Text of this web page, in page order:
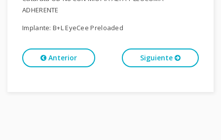
ADHERENTE
Implante: B+L EyeCee Preloaded
Anterior Siguiente